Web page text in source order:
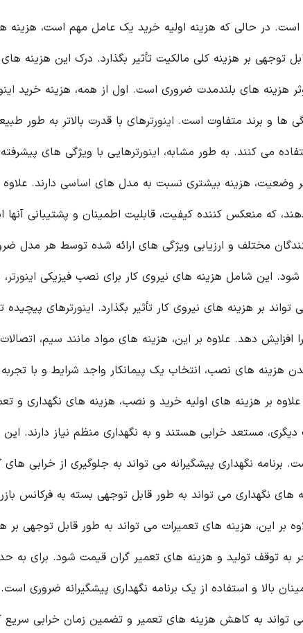
است. در حالی که هزینه اولیه خرید یک عامل مهم است، هزینه
توجهی بر هزینه کلی مالکیت تأثیر بگذارد. درک این هزینه های
هزینه های بلندمدت ضروری است. اول از همه، هزینه خرید
ها و برند متفاوت است. اینورترهای با قدرت بالاتر به طور
می کنند. به طور مشابه، اینورترهایی با ویژگی های پیشرفته
بر وضعیت، هزینه بیشتری نسبت به مدل های اساسی دارند. علاوه
که منعکس کننده کیفیت، قابلیت اطمینان و پشتیبانی
مختلف و ارزیابی ویژگی های ارائه شده توسط هر مدل
شود. این شامل هزینه های نیروی کار برای نصب فیزیکی اینورتر
بر هزینه های نیروی کار تأثیر بگذارد. اینورترهای پیچیده
دهد. علاوه بر این، هزینه های مواد مانند سیم،
هزینه های نصب، انتخاب یک پیمانکار واجد شرایط و با تجربه
بر هزینه های اولیه خرید و نصب، هزینه های نگهداری و
دیگری، مستعد خرابی هستند و به نگهداری منظم نیاز دارند.
نگهداری پیشگیرانه می تواند به جلوگیری از خرابی های
های نگهداری می تواند به طور قابل توجهی بسته به فرکانس
بر این، هزینه های تعمیرات می تواند به طور قابل توجهی بر
به توقف تولید و هزینه های تعمیر گران قیمت شود. برای به
بالا و استفاده از یک برنامه نگهداری پیشگیرانه ضروری
تواند به کاهش هزینه های تعمیر و تضمین زمان خرابی